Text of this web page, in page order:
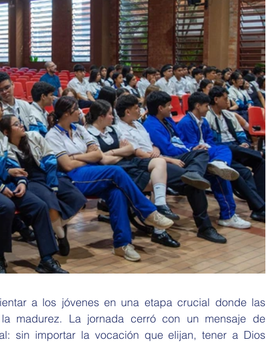
a los jóvenes en una etapa crucial donde las
madurez. La jornada cerró con un mensaje de
sin importar la vocación que elijan, tener a Dios